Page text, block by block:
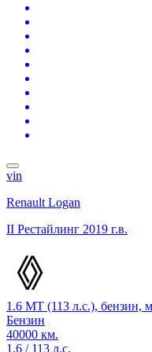
vin
Renault Logan
II Рестайлинг 2019 г.в.
1.6 MT (113 л.с.), бензин,
Бензин
40000 км.
1.6 / 113 л.с.